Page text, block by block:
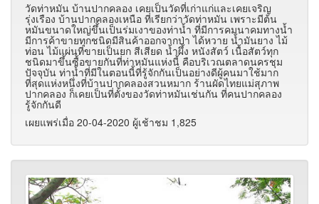
วัดท่าหมัน บ้านปากคลอง เคยเป็นวัดที่เก่าแก่และเคยเจริญ
รุ่งเรือง บ้านปากคลองเหนือ ที่เรียกว่าวัดท่าหมัน เพราะมีต้น
หมันขนาดใหญ่ขึ้นเป็นร่มเงาของท่าน้ำ ที่มีการคมนาคมทางน้ำ
มีการค้าขายทุกชนิดมีสินค้าออกจากป่า ได้หวาย น้ำมันยาง ไม้
ท่อน ไม้แผ่นที่ขายเป็นยก สีเสียด น้ำผึ้ง หนังสัตว์ เนื้อสัตว์ทุก
ชนิดมาขึ้นซื้อขายกันที่ท่าหมันแห่งนี้ คือบริเวณตลาดนครชุม
ปัจจุบัน ท่าน้ำที่มีในตอนนี้ที่รู้จักกันเป็นอย่างดีผู้คนมาใช้มาก
ที่สุดแห่งหนึ่งที่บ้านปากคลองสวนหมาก ร้านผัดไทยแม่สุภาพ
ปากคลอง ก็เคยเป็นที่ตั้งของวัดท่าหมันเช่นกัน ที่คนปากคลอง
รู้จักกันดี
เผยแพร่เมื่อ 20-04-2020 ผู้เช้าชม 1,825